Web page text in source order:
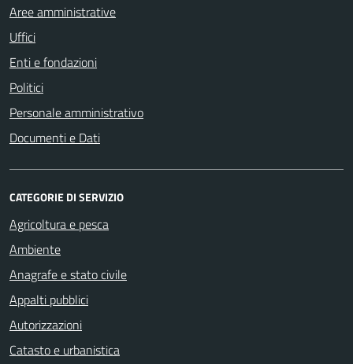
Aree amministrative
Uffici
Enti e fondazioni
Politici
Personale amministrativo
Documenti e Dati
CATEGORIE DI SERVIZIO
Agricoltura e pesca
Ambiente
Anagrafe e stato civile
Appalti pubblici
Autorizzazioni
Catasto e urbanistica